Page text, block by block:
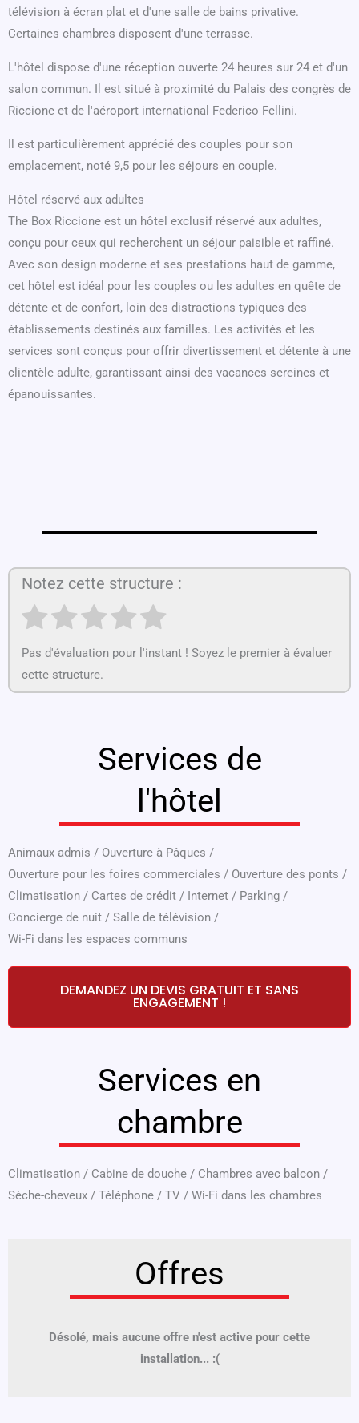
télévision à écran plat et d'une salle de bains privative.
Certaines chambres disposent d'une terrasse.
L'hôtel dispose d'une réception ouverte 24 heures sur 24 et d'un
salon commun. Il est situé à proximité du Palais des congrès de
Riccione et de l'aéroport international Federico Fellini.
Il est particulièrement apprécié des couples pour son
emplacement, noté 9,5 pour les séjours en couple.
Hôtel réservé aux adultes
The Box Riccione est un hôtel exclusif réservé aux adultes,
conçu pour ceux qui recherchent un séjour paisible et raffiné.
Avec son design moderne et ses prestations haut de gamme,
cet hôtel est idéal pour les couples ou les adultes en quête de
détente et de confort, loin des distractions typiques des
établissements destinés aux familles. Les activités et les
services sont conçus pour offrir divertissement et détente à une
clientèle adulte, garantissant ainsi des vacances sereines et
épanouissantes.
Notez cette structure :
Pas d'évaluation pour l'instant ! Soyez le premier à évaluer
cette structure.
Services de
l'hôtel
Animaux admis / Ouverture à Pâques /
Ouverture pour les foires commerciales / Ouverture des ponts /
Climatisation / Cartes de crédit / Internet / Parking /
Concierge de nuit / Salle de télévision /
Wi-Fi dans les espaces communs
DEMANDEZ UN DEVIS GRATUIT ET SANS
ENGAGEMENT !
Services en
chambre
Climatisation / Cabine de douche / Chambres avec balcon /
Sèche-cheveux / Téléphone / TV / Wi-Fi dans les chambres
Offres
Désolé, mais aucune offre n'est active pour cette
installation... :(